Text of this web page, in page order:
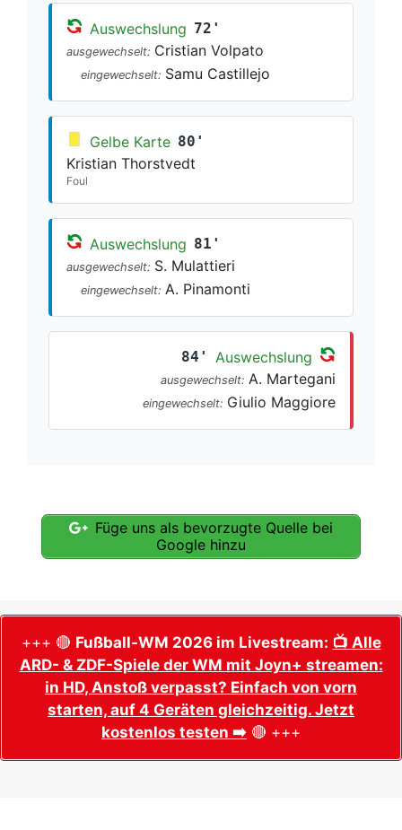
Auswechslung 72'
ausgewechselt: Cristian Volpato
eingewechselt: Samu Castillejo
Gelbe Karte 80'
Kristian Thorstvedt
Foul
Auswechslung 81'
ausgewechselt: S. Mulattieri
eingewechselt: A. Pinamonti
84' Auswechslung
ausgewechselt: A. Martegani
eingewechselt: Giulio Maggiore
Füge uns als bevorzugte Quelle bei
Google hinzu
+++ 🔴 Fußball-WM 2026 im Livestream: 📺 Alle
ARD- & ZDF-Spiele der WM mit Joyn+ streamen:
in HD, Anstoß verpasst? Einfach von vorn
starten, auf 4 Geräten gleichzeitig. Jetzt
kostenlos testen ➡️ 🔴 +++